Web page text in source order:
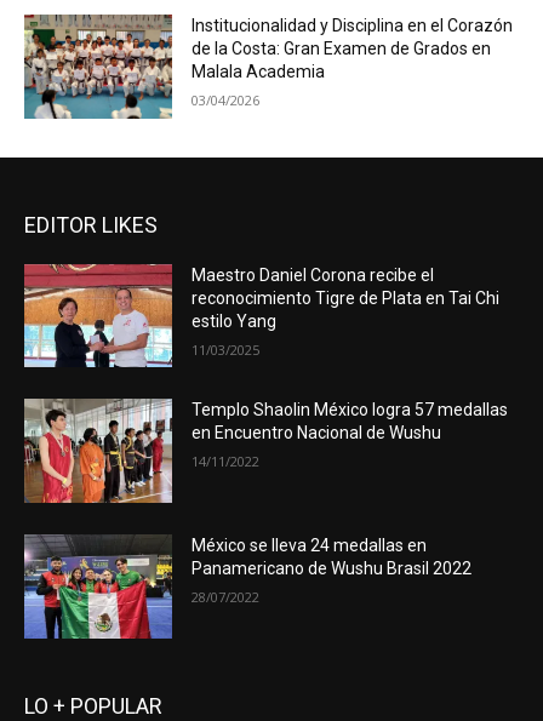
Institucionalidad y Disciplina en el Corazón
de la Costa: Gran Examen de Grados en
Malala Academia
03/04/2026
EDITOR LIKES
Maestro Daniel Corona recibe el
reconocimiento Tigre de Plata en Tai Chi
estilo Yang
11/03/2025
Templo Shaolin México logra 57 medallas
en Encuentro Nacional de Wushu
14/11/2022
México se lleva 24 medallas en
Panamericano de Wushu Brasil 2022
28/07/2022
LO + POPULAR